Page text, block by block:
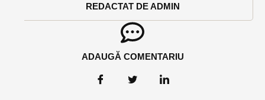
REDACTAT DE ADMIN
ADAUGĂ COMENTARIU